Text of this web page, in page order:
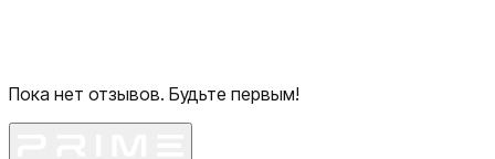
Пока нет отзывов. Будьте первым!